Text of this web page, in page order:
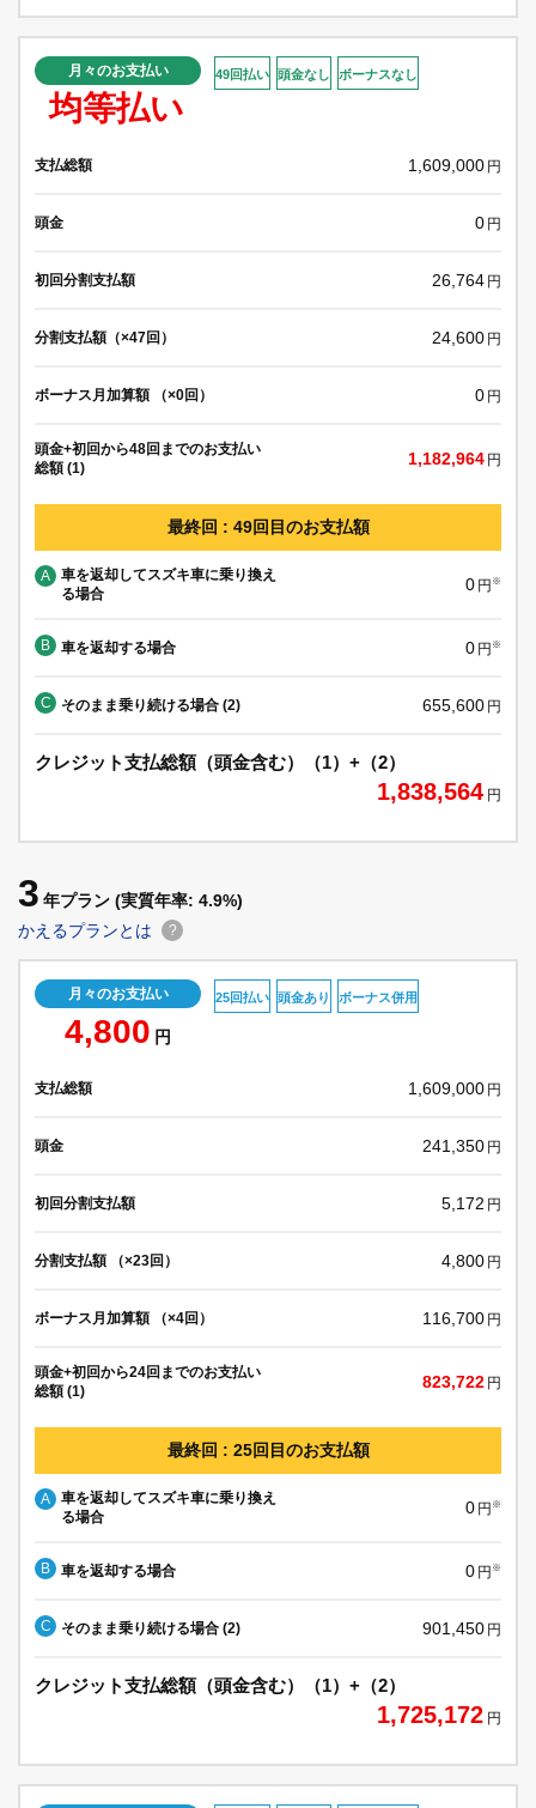
月々のお支払い
均等払い
49回払い 頭金なし ボーナスなし
支払総額 1,609,000 円
頭金 0 円
初回分割支払額 26,764 円
分割支払額（×47回） 24,600 円
ボーナス月加算額 （×0回） 0 円
頭金+初回から48回までのお支払い
総額 (1)
1,182,964 円
最終回 : 49回目のお支払額
A
車を返却してスズキ車に乗り換え
る場合
0 円 ※
B 車を返却する場合 0 円 ※
C そのまま乗り続ける場合 (2) 655,600 円
クレジット支払総額（頭金含む）（1）+（2）
1,838,564 円
3 年プラン (実質年率: 4.9%)
かえるプランとは
?
月々のお支払い
4,800 円
25回払い 頭金あり ボーナス併用
支払総額 1,609,000 円
頭金 241,350 円
初回分割支払額 5,172 円
分割支払額 （×23回） 4,800 円
ボーナス月加算額 （×4回） 116,700 円
頭金+初回から24回までのお支払い
総額 (1)
823,722 円
最終回 : 25回目のお支払額
A
車を返却してスズキ車に乗り換え
る場合
0 円 ※
B 車を返却する場合 0 円 ※
C そのまま乗り続ける場合 (2) 901,450 円
クレジット支払総額（頭金含む）（1）+（2）
1,725,172 円